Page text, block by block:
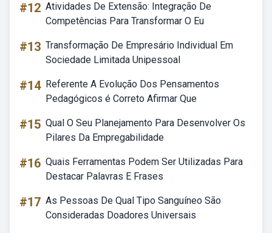
#12 Atividades De Extensão: Integração De
Competências Para Transformar O Eu
#13 Transformação De Empresário Individual Em
Sociedade Limitada Unipessoal
#14 Referente A Evolução Dos Pensamentos
Pedagógicos é Correto Afirmar Que
#15 Qual O Seu Planejamento Para Desenvolver Os
Pilares Da Empregabilidade
#16 Quais Ferramentas Podem Ser Utilizadas Para
Destacar Palavras E Frases
#17 As Pessoas De Qual Tipo Sanguíneo São
Consideradas Doadores Universais